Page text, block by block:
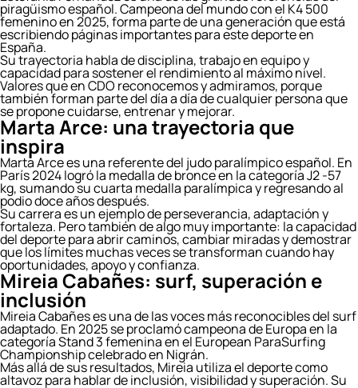
piragüismo español. Campeona del mundo con el K4 500
femenino en 2025, forma parte de una generación que está
escribiendo páginas importantes para este deporte en
España.
Su trayectoria habla de disciplina, trabajo en equipo y
capacidad para sostener el rendimiento al máximo nivel.
Valores que en CDO reconocemos y admiramos, porque
también forman parte del día a día de cualquier persona que
se propone cuidarse, entrenar y mejorar.
Marta Arce: una trayectoria que
inspira
Marta Arce es una referente del judo paralímpico español. En
París 2024 logró la medalla de bronce en la categoría J2 -57
kg, sumando su cuarta medalla paralímpica y regresando al
podio doce años después.
Su carrera es un ejemplo de perseverancia, adaptación y
fortaleza. Pero también de algo muy importante: la capacidad
del deporte para abrir caminos, cambiar miradas y demostrar
que los límites muchas veces se transforman cuando hay
oportunidades, apoyo y confianza.
Mireia Cabañes: surf, superación e
inclusión
Mireia Cabañes es una de las voces más reconocibles del surf
adaptado. En 2025 se proclamó campeona de Europa en la
categoría Stand 3 femenina en el European ParaSurfing
Championship celebrado en Nigrán.
Más allá de sus resultados, Mireia utiliza el deporte como
altavoz para hablar de inclusión, visibilidad y superación. Su